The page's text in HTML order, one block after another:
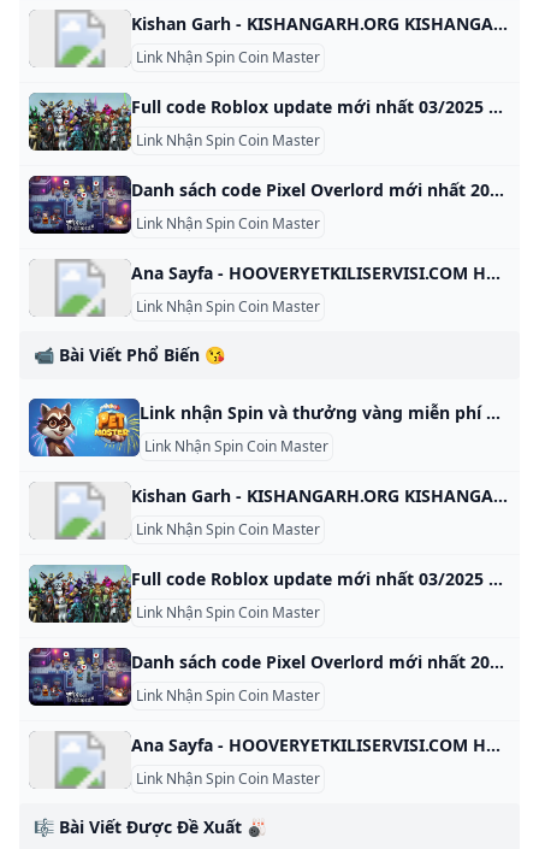
Kishan Garh - KISHANGARH.ORG KISHANGARH.ORG This domain name is for sale. Owning a suitable domain name will help you achieve greater success in your career. For any business consultation about KISHANGARH.ORG, please contact us! ! ! available for sale For instantly purchase. Please contact us to get this domain. Get A Quote Telegram Whatsapp Skype email protected Primary Language Unknown Number Of Records 48 Website Building Age 9 Domain Age 12 Oldest Record Year 2013-05-18 01:01:34 Latest Record Year 2024-12-08 09:21:03 This domain name was built between 2016 and 2018 for a period of 2 year.
Link Nhận Spin Coin Master
Full code Roblox update mới nhất 03/2025 nhận Robux miễn phí Tổng hợp code Roblox mới nhất 2025. Đồng thời, hướng dẫn cách nhập code Roblox, Robux 10,000 miễn phí trong game Roblox đơn giản nhất Vân Phạm Ngày đăng: 01/02/2024-Cập nhật: 01/01/2025 Roblox hiện đang thu về lượng người chơi cực khủng mỗi ngày, bởi đây là tựa game nhập vai đỉnh cao. Gần đây nhất, game lại tiếp tục cập nhật code Roblox mới nhất 2025 nhận tiền Robux giúp game thủ có thể trải nghiệm tốt hơn.
Link Nhận Spin Coin Master
Danh sách code Pixel Overlord mới nhất 2025 cách nhập Danh sách code Pixel Overlord miễn phí mới nhất 2025 và hướng dẫn nhận thêm nhiều mã code mới nhanh nhất. Cách nhập code Pixel Overlord Trang Hà Ngày đăng: 16/11/2024-Cập nhật: 16/11/2024 Việc sử dụng các code Pixel Overlord không chỉ giúp người chơi có thêm nhiều vật phẩm giá trị mà còn gia tăng sức mạnh đáng kể. Trong bài viết này, Sforum sẽ hướng dẫn chi tiết cách nhập code Pixel Overlord miễn phí, mới nhất.
Link Nhận Spin Coin Master
Ana Sayfa - HOOVERYETKILISERVISI.COM HOOVERYETKILISERVISI.COM This domain name is for sale. Owning a suitable domain name will help you achieve greater success in your career. For any business consultation about HOOVERYETKILISERVISI.COM, please contact us! ! ! available for sale For instantly purchase. Please contact us to get this domain. Get A Quote Telegram Whatsapp Skype email protected Primary Language Swahili Number Of Records 63 Website Building Age 12 Domain Age 12 Oldest Record Year 2013-09-29 05:01:54 Latest Record Year 2024-06-14 06:34:24 This domain name was built between 2013 and 2014 for a period of 1 year.
Link Nhận Spin Coin Master
📹 Bài Viết Phổ Biến 😘
Link nhận Spin và thưởng vàng miễn phí game Pet Master cập nhật 23/01/2025 Dưới đây, GameVui xin chia sẻ link nhận Spin Pet Master miễn phí cập nhật hàng ngày để các bạn có thể nhận trực tiếp Pet Master Free Spins And Coins Game Mobile 156 Đánh giá Nếu bạn đã nhàm chán với Coin Master thì Pet Master là một lựa chọn thay thế thú vị với gameplay tương tự. Cả hai trò chơi đều của Moon Active và đều dành được sự yêu mến của cộng đồng game thủ.
Link Nhận Spin Coin Master
Kishan Garh - KISHANGARH.ORG KISHANGARH.ORG This domain name is for sale. Owning a suitable domain name will help you achieve greater success in your career. For any business consultation about KISHANGARH.ORG, please contact us! ! ! available for sale For instantly purchase. Please contact us to get this domain. Get A Quote Telegram Whatsapp Skype email protected Primary Language Unknown Number Of Records 48 Website Building Age 9 Domain Age 12 Oldest Record Year 2013-05-18 01:01:34 Latest Record Year 2024-12-08 09:21:03 This domain name was built between 2016 and 2018 for a period of 2 year.
Link Nhận Spin Coin Master
Full code Roblox update mới nhất 03/2025 nhận Robux miễn phí Tổng hợp code Roblox mới nhất 2025. Đồng thời, hướng dẫn cách nhập code Roblox, Robux 10,000 miễn phí trong game Roblox đơn giản nhất Vân Phạm Ngày đăng: 01/02/2024-Cập nhật: 01/01/2025 Roblox hiện đang thu về lượng người chơi cực khủng mỗi ngày, bởi đây là tựa game nhập vai đỉnh cao. Gần đây nhất, game lại tiếp tục cập nhật code Roblox mới nhất 2025 nhận tiền Robux giúp game thủ có thể trải nghiệm tốt hơn.
Link Nhận Spin Coin Master
Danh sách code Pixel Overlord mới nhất 2025 cách nhập Danh sách code Pixel Overlord miễn phí mới nhất 2025 và hướng dẫn nhận thêm nhiều mã code mới nhanh nhất. Cách nhập code Pixel Overlord Trang Hà Ngày đăng: 16/11/2024-Cập nhật: 16/11/2024 Việc sử dụng các code Pixel Overlord không chỉ giúp người chơi có thêm nhiều vật phẩm giá trị mà còn gia tăng sức mạnh đáng kể. Trong bài viết này, Sforum sẽ hướng dẫn chi tiết cách nhập code Pixel Overlord miễn phí, mới nhất.
Link Nhận Spin Coin Master
Ana Sayfa - HOOVERYETKILISERVISI.COM HOOVERYETKILISERVISI.COM This domain name is for sale. Owning a suitable domain name will help you achieve greater success in your career. For any business consultation about HOOVERYETKILISERVISI.COM, please contact us! ! ! available for sale For instantly purchase. Please contact us to get this domain. Get A Quote Telegram Whatsapp Skype email protected Primary Language Swahili Number Of Records 63 Website Building Age 12 Domain Age 12 Oldest Record Year 2013-09-29 05:01:54 Latest Record Year 2024-06-14 06:34:24 This domain name was built between 2013 and 2014 for a period of 1 year.
Link Nhận Spin Coin Master
🎼 Bài Viết Được Đề Xuất 🎳